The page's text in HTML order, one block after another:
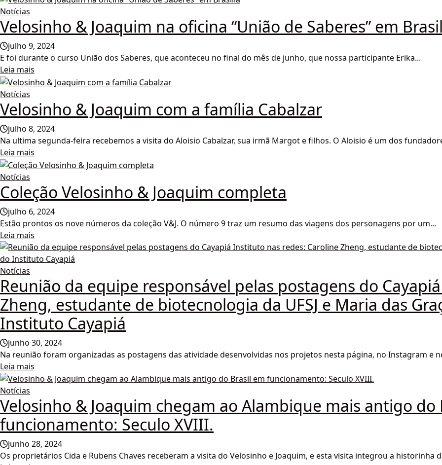
Notícias
Velosinho & Joaquim na oficina “União de Saberes” em
julho 9, 2024
E foi durante o curso União dos Saberes, que aconteceu no final do mês de junho, que nossa participante Erika...
Leia mais
Notícias
Velosinho & Joaquim com a família Cabalzar
julho 8, 2024
Na ultima segunda-feira recebemos a visita do Aloisio Cabalzar, sua irmã Margot e filhos. O Aloisio é um dos
Leia mais
Notícias
Coleção Velosinho & Joaquim completa
julho 6, 2024
Estão prontos os nove números da coleção V&J. O número 9 traz um resumo das viagens dos personagens por um...
Leia mais
Notícias
Reunião da equipe responsável pelas postagens do
Zheng, estudante de biotecnologia da UFSJ e Maria das
Instituto Cayapiá
junho 30, 2024
Na reunião foram organizadas as postagens das atividade desenvolvidas nos projetos nesta página, no Instagram e
Leia mais
Notícias
Velosinho & Joaquim chegam ao Alambique mais antigo do
funcionamento: Seculo XVIII.
junho 28, 2024
Os proprietários Cida e Rubens Chaves receberam a visita do Velosinho e Joaquim, e esta visita integrou a historinha